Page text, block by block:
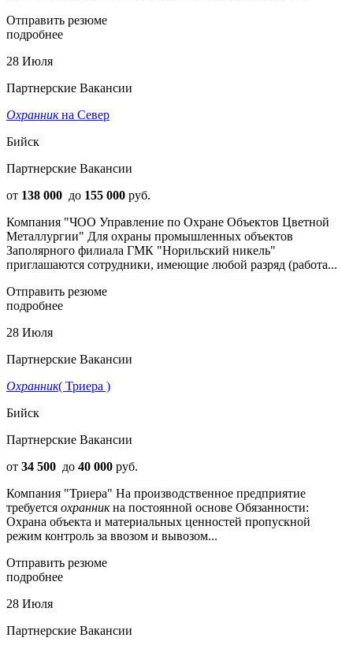
Отправить резюме
подробнее
28 Июля
Партнерские Вакансии
Охранникна Север
Бийск
Партнерские Вакансии
от 138 000 до 155 000 руб.
Компания "ЧОО Управление по Охране Объектов Цветной
Металлургии" Для охраны промышленных объектов
Заполярного филиала ГMК "Норильcкий никель"
пpиглашaютcя cотpудники, имеющиe любой pазряд (рaботa...
Отправить резюме
подробнее
28 Июля
Партнерские Вакансии
Охранник( Триера )
Бийск
Партнерские Вакансии
от 34 500 до 40 000 руб.
Компания "Триера" На производственное предприятие
требуется охранникна постоянной основе Обязанности:
Охрана объекта и материальных ценностей пропускной
режим контроль за ввозом и вывозом...
Отправить резюме
подробнее
28 Июля
Партнерские Вакансии